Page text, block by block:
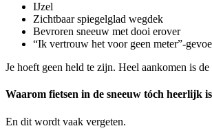
IJzel
Zichtbaar spiegelglad wegdek
Bevroren sneeuw met dooi erover
“Ik vertrouw het voor geen meter”-
Je hoeft geen held te zijn. Heel aankomen is
Waarom fietsen in de sneeuw tóch heerlijk is
En dit wordt vaak vergeten.